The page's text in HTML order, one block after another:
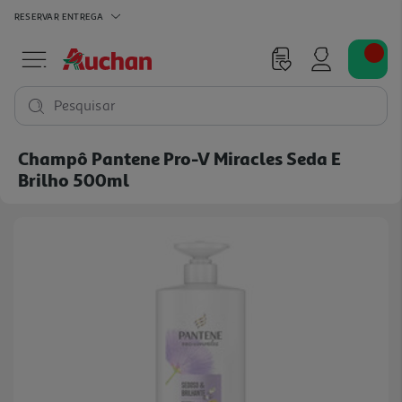
RESERVAR ENTREGA
Pesquisar
Champô Pantene Pro-V Miracles Seda E
Brilho 500ml